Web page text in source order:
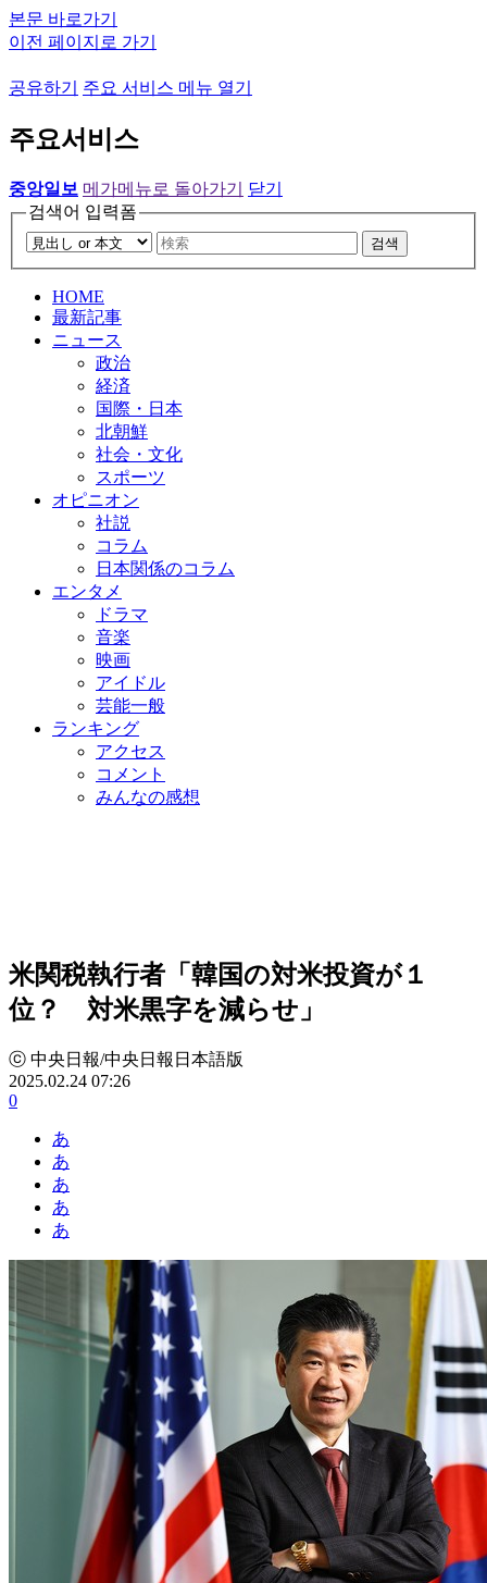
본문 바로가기
이전 페이지로 가기
공유하기 주요 서비스 메뉴 열기
주요서비스
중앙일보 메가메뉴로 돌아가기
닫기
검색어 입력폼
검색
HOME
最新記事
ニュース
政治
経済
国際・日本
北朝鮮
社会・文化
スポーツ
オピニオン
社説
コラム
日本関係のコラム
エンタメ
ドラマ
音楽
映画
アイドル
芸能一般
ランキング
アクセス
コメント
みんなの感想
米関税執行者「韓国の対米投資が１
位？ 対米黒字を減らせ」
ⓒ 中央日報/中央日報日本語版
2025.02.24 07:26
0
あ
あ
あ
あ
あ